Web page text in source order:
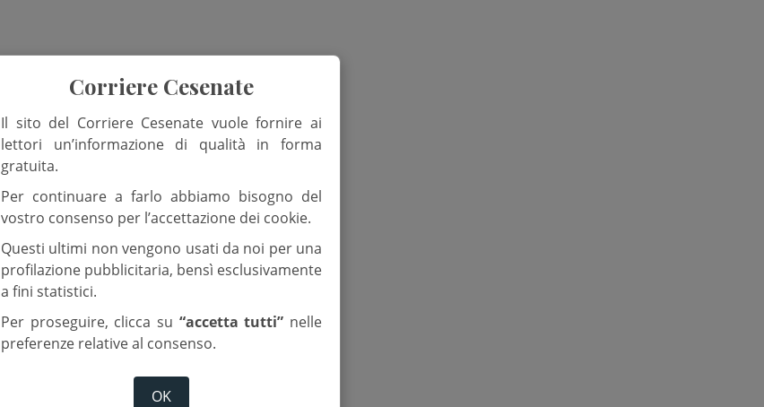
Corriere Cesenate
Il sito del Corriere Cesenate vuole fornire ai
lettori un’informazione di qualità in forma
gratuita.
Per continuare a farlo abbiamo bisogno del
vostro consenso per l’accettazione dei cookie.
Questi ultimi non vengono usati da noi per una
profilazione pubblicitaria, bensì esclusivamente
a fini statistici.
Per proseguire, clicca su “accetta tutti” nelle
preferenze relative al consenso.
OK